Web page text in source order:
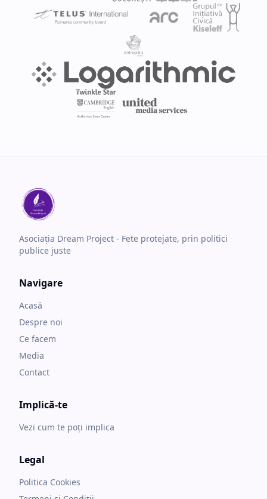
Asociația Dream Project - Fete protejate, prin politici
publice juste
Navigare
Acasă
Despre noi
Ce facem
Media
Contact
Implică-te
Vezi cum te poți implica
Legal
Politica Cookies